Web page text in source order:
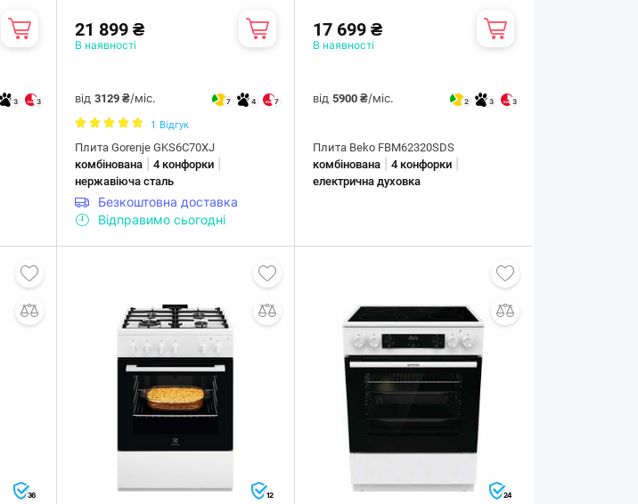
3 3
21 899 ₴
В наявності
від3129 ₴/міс. 7 4 7
1 Відгук
Плита Gorenje GKS6C70XJ
комбінована |4 конфорки
нержавіюча сталь
Безкоштовна доставка
Відправимо сьогодні
17 699 ₴
В наявності
від5900 ₴/міс. 2 3 3
Плита Beko FBM62320SDS
комбінована |4 конфорки
електрична духовка
36 12 24